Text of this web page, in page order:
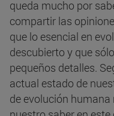
queda mucho por
compartir las
que lo esencial en
descubierto y que
pequeños detalles.
actual estado de
de evolución